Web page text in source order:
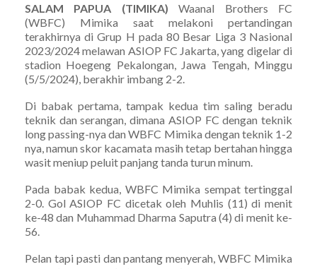
SALAM PAPUA (TIMIKA) Waanal Brothers FC
(WBFC) Mimika saat melakoni pertandingan
terakhirnya di Grup H pada 80 Besar Liga 3 Nasional
2023/2024 melawan ASIOP FC Jakarta, yang digelar di
stadion Hoegeng Pekalongan, Jawa Tengah, Minggu
(5/5/2024), berakhir imbang 2-2.
Di babak pertama, tampak kedua tim saling beradu
teknik dan serangan, dimana ASIOP FC dengan teknik
long passing-nya dan WBFC Mimika dengan teknik 1-2
nya, namun skor kacamata masih tetap bertahan hingga
wasit meniup peluit panjang tanda turun minum.
Pada babak kedua, WBFC Mimika sempat tertinggal
2-0. Gol ASIOP FC dicetak oleh Muhlis (11) di menit
ke-48 dan Muhammad Dharma Saputra (4) di menit ke-
56.
Pelan tapi pasti dan pantang menyerah, WBFC Mimika